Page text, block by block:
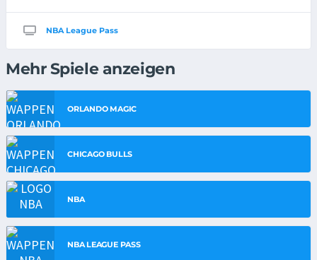
NBA League Pass
Mehr Spiele anzeigen
ORLANDO MAGIC
CHICAGO BULLS
NBA
NBA LEAGUE PASS